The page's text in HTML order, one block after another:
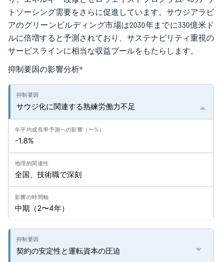
トソーシング需要をさらに促進しています。サウジアラビ
アのグリーンビルディング市場は2030年までに330億米ド
ルに倍増すると予測されており、サステナビリティ重視の
サービスラインに相当な収益プールをもたらします。
抑制要因の影響分析*
サウジ化に関連する熟練労働力不足
-1.8%
全国、技術職で深刻
中期（2〜4年）
契約の安定性と運転資本の圧迫